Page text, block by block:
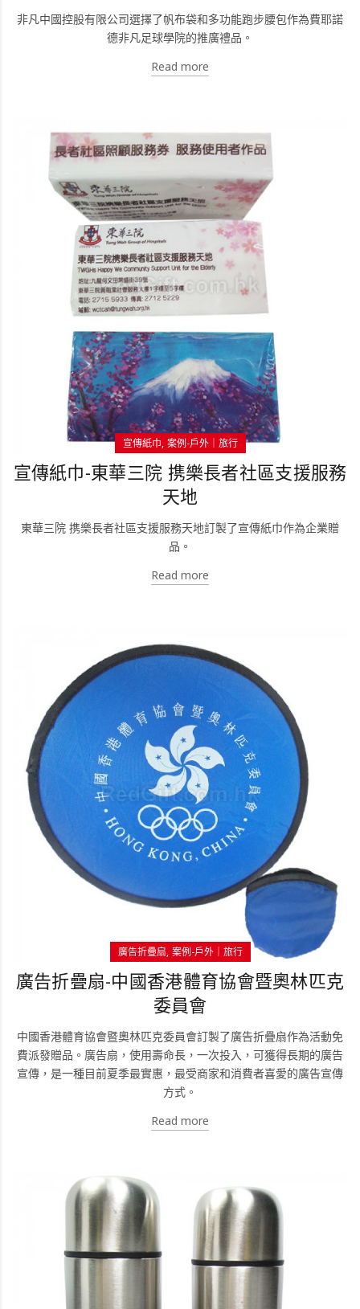
非凡中國控股有限公司選擇了帆布袋和多功能跑步腰包作為費耶諾
德非凡足球學院的推廣禮品。
Read more
宣傳紙巾 案例-戶外｜旅行
宣傳紙巾-東華三院 携樂長者社區支援服務
天地
東華三院 携樂長者社區支援服務天地訂製了宣傳紙巾作為企業贈
品。
Read more
廣告折疊扇 案例-戶外｜旅行
廣告折疊扇-中國香港體育協會暨奧林匹克
委員會
中國香港體育協會暨奧林匹克委員會訂製了廣告折疊扇作為活動免
費派發贈品。廣告扇，使用壽命長，一次投入，可獲得長期的廣告
宣傳，是一種目前夏季最實惠，最受商家和消費者喜愛的廣告宣傳
方式。
Read more